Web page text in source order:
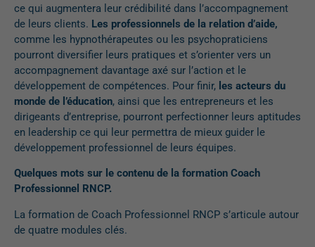
ce qui augmentera leur crédibilité dans l’accompagnement
de leurs clients. Les professionnels de la relation d’aide,
comme les hypnothérapeutes ou les psychopraticiens
pourront diversifier leurs pratiques et s’orienter vers un
accompagnement davantage axé sur l’action et le
développement de compétences. Pour finir, les acteurs du
monde de l’éducation, ainsi que les entrepreneurs et les
dirigeants d’entreprise, pourront perfectionner leurs aptitudes
en leadership ce qui leur permettra de mieux guider le
développement professionnel de leurs équipes.
Quelques mots sur le contenu de la formation Coach
Professionnel RNCP.
La formation de Coach Professionnel RNCP s’articule autour
de quatre modules clés.